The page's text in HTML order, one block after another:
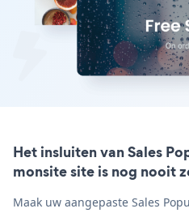
Het insluiten van Sales
monsite site is nog nooit
Maak uw aangepaste Sales